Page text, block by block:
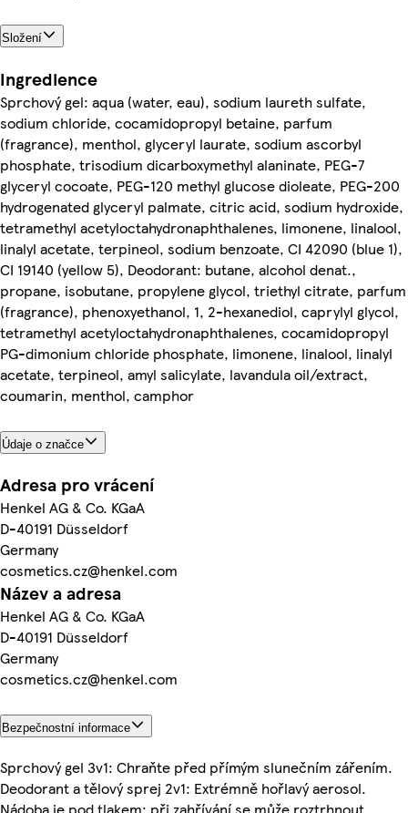
Složení
Ingredience
Sprchový gel: aqua (water, eau), sodium laureth sulfate,
sodium chloride, cocamidopropyl betaine, parfum
(fragrance), menthol, glyceryl laurate, sodium ascorbyl
phosphate, trisodium dicarboxymethyl alaninate, PEG-7
glyceryl cocoate, PEG-120 methyl glucose dioleate, PEG-200
hydrogenated glyceryl palmate, citric acid, sodium hydroxide,
tetramethyl acetyloctahydronaphthalenes, limonene, linalool,
linalyl acetate, terpineol, sodium benzoate, CI 42090 (blue 1),
CI 19140 (yellow 5), Deodorant: butane, alcohol denat.,
propane, isobutane, propylene glycol, triethyl citrate, parfum
(fragrance), phenoxyethanol, 1, 2-hexanediol, caprylyl glycol,
tetramethyl acetyloctahydronaphthalenes, cocamidopropyl
PG-dimonium chloride phosphate, limonene, linalool, linalyl
acetate, terpineol, amyl salicylate, lavandula oil/extract,
coumarin, menthol, camphor
Údaje o značce
Adresa pro vrácení
Henkel AG & Co. KGaA
D-40191 Düsseldorf
Germany
cosmetics.cz@henkel.com
Název a adresa
Henkel AG & Co. KGaA
D-40191 Düsseldorf
Germany
cosmetics.cz@henkel.com
Bezpečnostní informace
Sprchový gel 3v1: Chraňte před přímým slunečním zářením.
Deodorant a tělový sprej 2v1: Extrémně hořlavý aerosol.